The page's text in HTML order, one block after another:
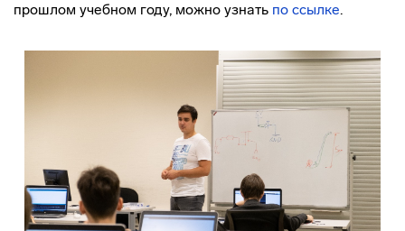
прошлом учебном году, можно узнать по ссылке.